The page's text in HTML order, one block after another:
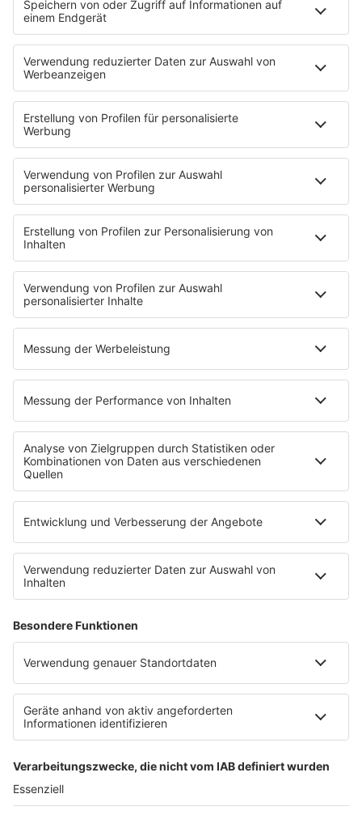
80s80s PRINCE
80s80s QUEEN
80s80s REGGAE
80s80s ROCK
80s80s ROMANTIC ROCK
80s80s SOUL BALLADS
80s80s SUMMER
80s80s TECHNO
80s80s WAVE
80s80s XMAS
80s80s YACHT ROCK
60s und 70s gibt es auf NORA
Musik
80s Musik in der DDR
Peters Pop Stories
News
Songsuche
Voting
Countdown
Wunschtitel
Service
Kontakt
Datenschutz
Datenschutzeinstellungen
Impressum
90s90s.de
Werbung buchen
Teilnahmebedingungen
depechemode.de
Jobs bei 80s80s